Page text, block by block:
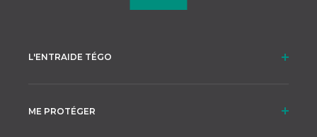
L'ENTRAIDE TÉGO
ME PROTÉGER